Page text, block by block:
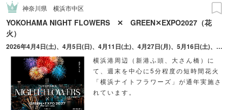
神奈川県 横浜市中区
YOKOHAMA NIGHT FLOWERS ✕ GREEN✕EXPO2027（花
火）
2026年4月4日(土)、4月5日(日)、4月11日(土)、4月27日(月)、5月16日(土)、5月30日(土)、6月13日(土)、7月4日(土)、7月18日(土)、8月9日(日)、9月5日(土)、9月20日(日) ※2026年10月以降の日程は8月をめどに公式サイトからお知らせがあります。
横浜港周辺（新港ふ頭、大さん橋）に
て、週末を中心に5分程度の短時間花火
「横浜ナイトフラワーズ」が通年実施さ
れています。